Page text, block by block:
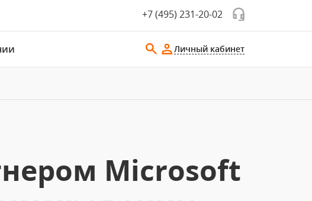
+7 (495) 231-20-02
Личный кабинет
Microsoft